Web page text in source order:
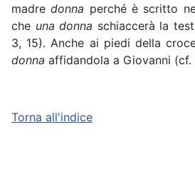
madredonna perché è scritto
che una donna schiaccerà la
3, 15). Anche ai piedi della
donna affidandola a Giovanni (cf.
Torna all'indice